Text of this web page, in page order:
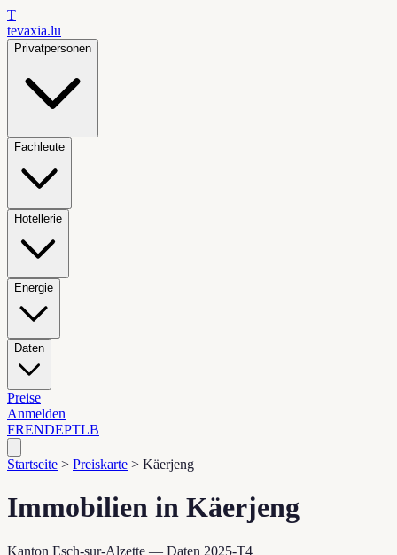
T
tevaxia.lu
Privatpersonen
Fachleute
Hotellerie
Energie
Daten
Preise
Anmelden
FRENDEPTLB
Startseite > Preiskarte > Käerjeng
Immobilien in Käerjeng
Kanton Esch-sur-Alzette — Daten 2025-T4